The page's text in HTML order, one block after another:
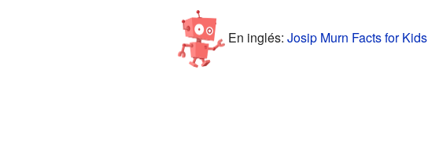
En inglés: Josip Murn Facts for Kids